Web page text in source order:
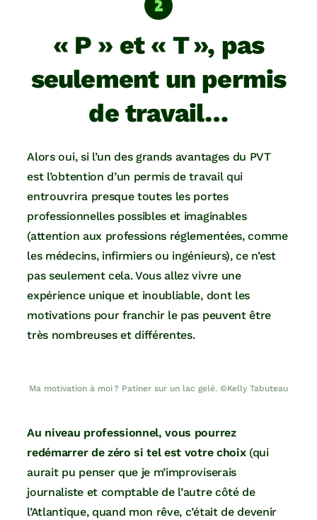
« P » et « T », pas
seulement un permis
de travail…
Alors oui, si l’un des grands avantages du PVT
est l’obtention d’un permis de travail qui
entrouvrira presque toutes les portes
professionnelles possibles et imaginables
(attention aux professions réglementées, comme
les médecins, infirmiers ou ingénieurs), ce n’est
pas seulement cela. Vous allez vivre une
expérience unique et inoubliable, dont les
motivations pour franchir le pas peuvent être
très nombreuses et différentes.
Ma motivation à moi ? Patiner sur un lac gelé. ©Kelly Tabuteau
Au niveau professionnel, vous pourrez
redémarrer de zéro si tel est votre choix(qui
aurait pu penser que je m’improviserais
journaliste et comptable de l’autre côté de
l’Atlantique, quand mon rêve, c’était de devenir